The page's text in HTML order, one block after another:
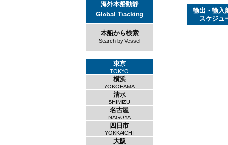
海外本船動静
Global Tracking
本船から検索
Search by Vessel
東京
TOKYO
横浜
YOKOHAMA
清水
SHIMIZU
名古屋
NAGOYA
四日市
YOKKAICHI
大阪
輸出・輸入
スケジュ